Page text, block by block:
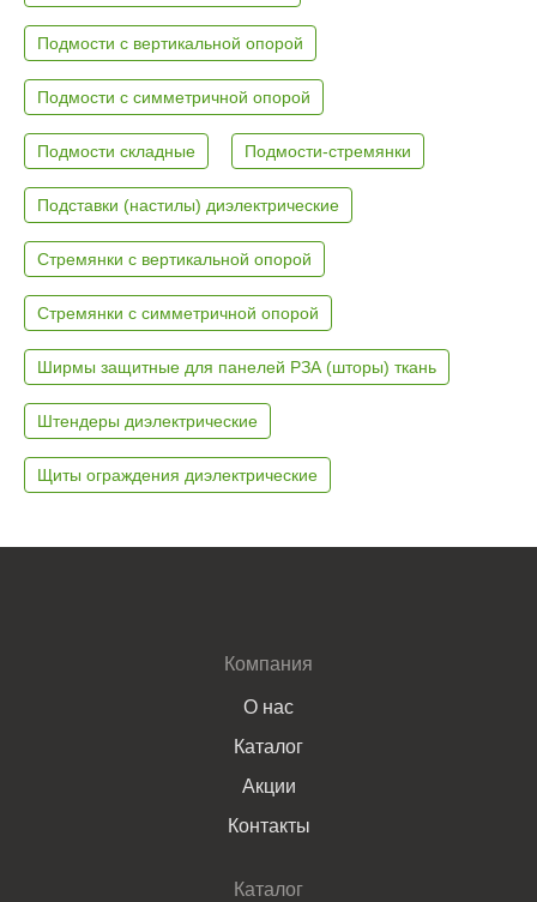
Подмости с вертикальной опорой
Подмости с симметричной опорой
Подмости складные Подмости-стремянки
Подставки (настилы) диэлектрические
Стремянки с вертикальной опорой
Стремянки с симметричной опорой
Ширмы защитные для панелей РЗА (шторы) ткань
Штендеры диэлектрические
Щиты ограждения диэлектрические
Компания
О нас
Каталог
Акции
Контакты
Каталог